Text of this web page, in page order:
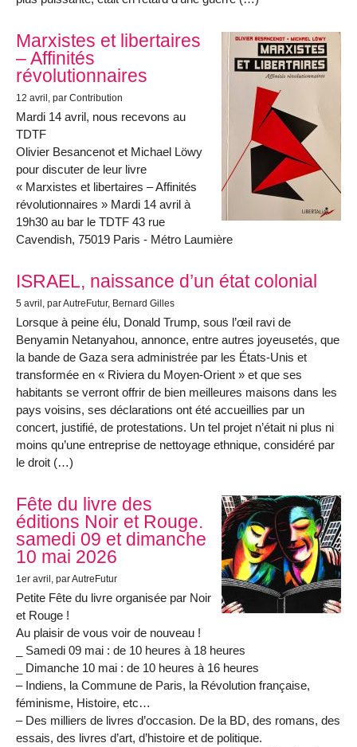
Marxistes et libertaires
– Affinités
révolutionnaires
12 avril , par Contribution
Mardi 14 avril, nous recevons au
TDTF
Olivier Besancenot et Michael Löwy
pour discuter de leur livre
« Marxistes et libertaires – Affinités
révolutionnaires » Mardi 14 avril à
19h30 au bar le TDTF 43 rue
Cavendish, 75019 Paris - Métro Laumière
ISRAEL, naissance d’un état colonial
5 avril , par AutreFutur, Bernard Gilles
Lorsque à peine élu, Donald Trump, sous l’œil ravi de
Benyamin Netanyahou, annonce, entre autres joyeusetés, que
la bande de Gaza sera administrée par les États-Unis et
transformée en « Riviera du Moyen-Orient » et que ses
habitants se verront offrir de bien meilleures maisons dans les
pays voisins, ses déclarations ont été accueillies par un
concert, justifié, de protestations. Un tel projet n’était ni plus ni
moins qu’une entreprise de nettoyage ethnique, considéré par
le droit (…)
Fête du livre des
éditions Noir et Rouge.
samedi 09 et dimanche
10 mai 2026
1er avril , par AutreFutur
Petite Fête du livre organisée par Noir
et Rouge !
Au plaisir de vous voir de nouveau !
_ Samedi 09 mai : de 10 heures à 18 heures
_ Dimanche 10 mai : de 10 heures à 16 heures
– Indiens, la Commune de Paris, la Révolution française,
féminisme, Histoire, etc…
– Des milliers de livres d’occasion. De la BD, des romans, des
essais, des livres d’art, d’histoire et de politique.